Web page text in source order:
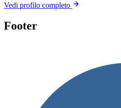
Vedi profilo completo
Footer